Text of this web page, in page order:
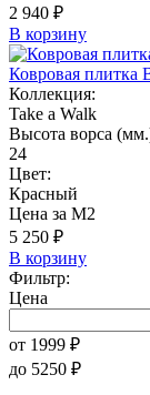
2 940 ₽
В корзину
Ковровая плитка
Коллекция:
Take a Walk
Высота ворса
24
Цвет:
Красный
Цена за М2
5 250 ₽
В корзину
Фильтр:
Цена
от 1999 ₽
до 5250 ₽